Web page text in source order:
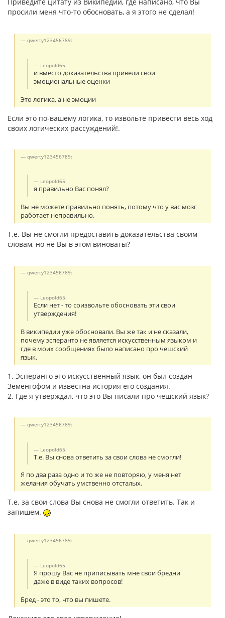
просили меня что-то обосновать, а я этого не сделал!
qwerty123456789:
Leopold65:
и вместо доказательства привели свои
эмоциональные оценки
Это логика, а не эмоции
Если это по-вашему логика, то извольте привести весь ход
своих логических рассуждений!.
qwerty123456789:
Leopold65:
я правильно Вас понял?
Вы не можете правильно понять, потому что у вас мозг
работает неправильно.
Т.е. Вы не смогли предоставить доказательства своим
словам, но не Вы в этом виноваты?
qwerty123456789:
Leopold65:
Если нет - то соизвольте обосновать эти свои
утверждения!
В википедии уже обосновали. Вы же так и не сказали,
почему эсперанто не является искусственным языком и
где в моих сообщениях было написано про чешский
язык.
1. Эсперанто это искусственный язык, он был создан
Земенгофом и известна история его создания.
2. Где я утверждал, что это Вы писали про чешский язык?
qwerty123456789:
Leopold65:
Т.е. Вы снова ответить за свои слова не смогли!
Я по два раза одно и то же не повторяю, у меня нет
желания обучать умственно отсталых.
Т.е. за свои слова Вы снова не смогли ответить. Так и
запишем.
qwerty123456789:
Leopold65:
Я прошу Вас не приписывать мне свои бредни
даже в виде таких вопросов!
Бред - это то, что вы пишете.